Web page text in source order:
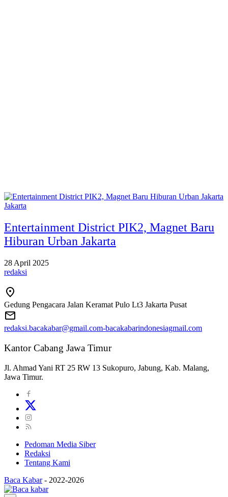
Jakarta
Entertainment District PIK2, Magnet Baru
Hiburan Urban Jakarta
28 April 2025
redaksi
Gedung Pengacara Jalan Keramat Pulo Lt3 Jakarta Pusat
redaksi.bacakabar@gmail.com-bacakabarindonesiagmail.com
Kantor Cabang Jawa Timur
Jl. Ahmad Yani RT 25 RW 13 Sukopuro, Jabung, Kab. Malang,
Jawa Timur.
Pedoman Media Siber
Redaksi
Tentang Kami
Baca Kabar - 2022-2026